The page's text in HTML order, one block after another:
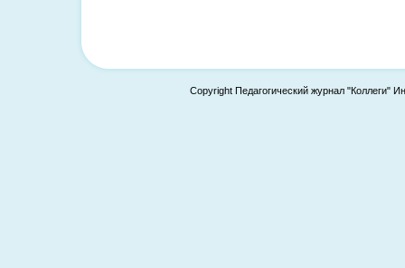
Copyright Педагогический журнал "Коллеги"